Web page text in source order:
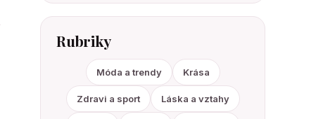
Rubriky
Móda a trendy Krása
Zdravi a sport Láska a vztahy